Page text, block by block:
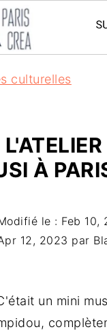
culturelles
À
le : Feb 10,
12, 2023 par
un mini